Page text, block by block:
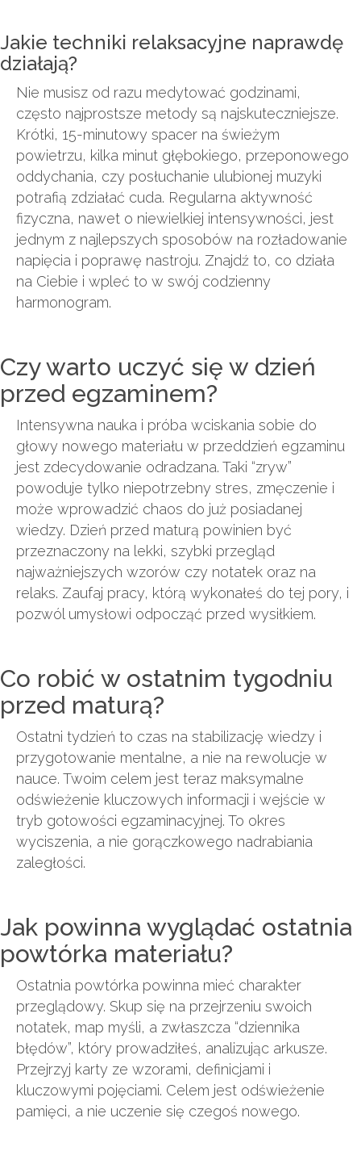
Jakie techniki relaksacyjne naprawdę
działają?
Nie musisz od razu medytować godzinami,
często najprostsze metody są najskuteczniejsze.
Krótki, 15-minutowy spacer na świeżym
powietrzu, kilka minut głębokiego, przeponowego
oddychania, czy posłuchanie ulubionej muzyki
potrafią zdziałać cuda. Regularna aktywność
fizyczna, nawet o niewielkiej intensywności, jest
jednym z najlepszych sposobów na rozładowanie
napięcia i poprawę nastroju. Znajdź to, co działa
na Ciebie i wpleć to w swój codzienny
harmonogram.
Czy warto uczyć się w dzień
przed egzaminem?
Intensywna nauka i próba wciskania sobie do
głowy nowego materiału w przeddzień egzaminu
jest zdecydowanie odradzana. Taki “zryw”
powoduje tylko niepotrzebny stres, zmęczenie i
może wprowadzić chaos do już posiadanej
wiedzy. Dzień przed maturą powinien być
przeznaczony na lekki, szybki przegląd
najważniejszych wzorów czy notatek oraz na
relaks. Zaufaj pracy, którą wykonałeś do tej pory, i
pozwól umysłowi odpocząć przed wysiłkiem.
Co robić w ostatnim tygodniu
przed maturą?
Ostatni tydzień to czas na stabilizację wiedzy i
przygotowanie mentalne, a nie na rewolucje w
nauce. Twoim celem jest teraz maksymalne
odświeżenie kluczowych informacji i wejście w
tryb gotowości egzaminacyjnej. To okres
wyciszenia, a nie gorączkowego nadrabiania
zaległości.
Jak powinna wyglądać ostatnia
powtórka materiału?
Ostatnia powtórka powinna mieć charakter
przeglądowy. Skup się na przejrzeniu swoich
notatek, map myśli, a zwłaszcza “dziennika
błędów”, który prowadziłeś, analizując arkusze.
Przejrzyj karty ze wzorami, definicjami i
kluczowymi pojęciami. Celem jest odświeżenie
pamięci, a nie uczenie się czegoś nowego.